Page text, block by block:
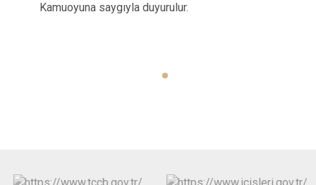
Kamuoyuna saygıyla duyurulur.